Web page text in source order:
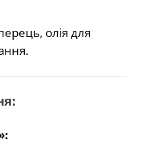
олія для